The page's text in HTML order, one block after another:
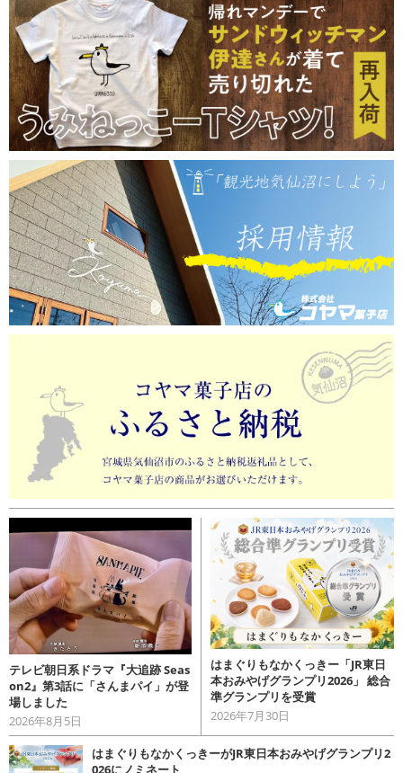
テレビ朝日系ドラマ『大追跡 Seas
on2』第3話に「さんまパイ」が登
場しました
2026年8月5日
はまぐりもなかくっきー「JR東日
本おみやげグランプリ2026」 総合
準グランプリを受賞
2026年7月30日
はまぐりもなかくっきーがJR東日本おみやげグランプリ2
026にノミネート